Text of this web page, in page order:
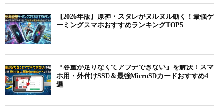
【2026年版】原神・スタレがヌルヌル動く！最強ゲ
ーミングスマホおすすめランキングTOP5
『容量が足りなくてアプデできない』を解決！スマ
ホ用・外付けSSD＆最強MicroSDカードおすすめ4
選